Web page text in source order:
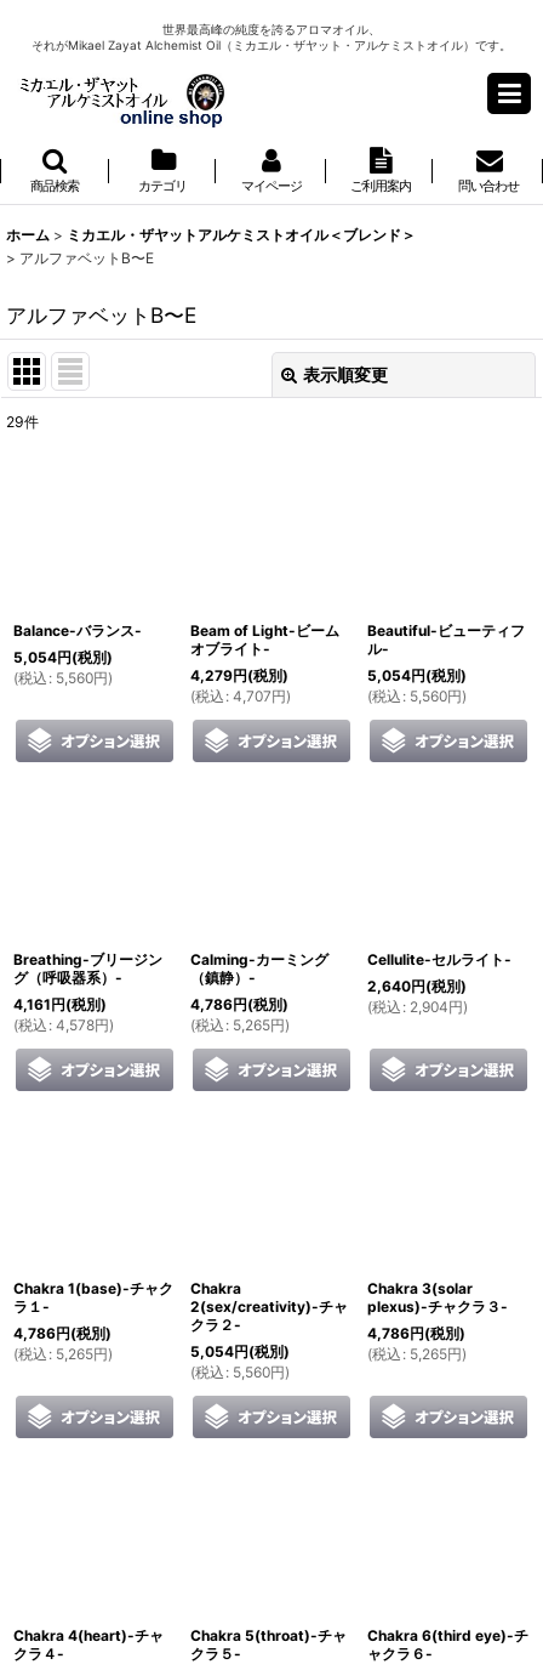
世界最高峰の純度を誇るアロマオイル、
それがMikael Zayat Alchemist Oil（ミカエル・ザヤット・アルケミストオイル）です。
商品検索 カテゴリ マイページ ご利用案内 問い合わせ
ホーム > ミカエル・ザヤットアルケミストオイル＜ブレンド＞
> アルファベットB〜E
アルファベットB〜E
表示順変更
29件
Balance-バランス-
5,054円(税別)
(税込 : 5,560円)
Beam of Light-ビーム
オブライト-
4,279円(税別)
(税込 : 4,707円)
Beautiful-ビューティフ
ル-
5,054円(税別)
(税込 : 5,560円)
Breathing-ブリージン
グ（呼吸器系）-
4,161円(税別)
(税込 : 4,578円)
Calming-カーミング
（鎮静）-
4,786円(税別)
(税込 : 5,265円)
Cellulite-セルライト-
2,640円(税別)
(税込 : 2,904円)
Chakra 1(base)-チャク
ラ１-
4,786円(税別)
(税込 : 5,265円)
Chakra
2(sex/creativity)-チャ
クラ２-
5,054円(税別)
(税込 : 5,560円)
Chakra 3(solar
plexus)-チャクラ３-
4,786円(税別)
(税込 : 5,265円)
Chakra 4(heart)-チャ
クラ４-
Chakra 5(throat)-チャ
クラ５-
Chakra 6(third eye)-チ
ャクラ６-